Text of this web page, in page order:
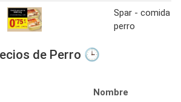
Spar - comida
perro
de Perro 🕒
Nombre